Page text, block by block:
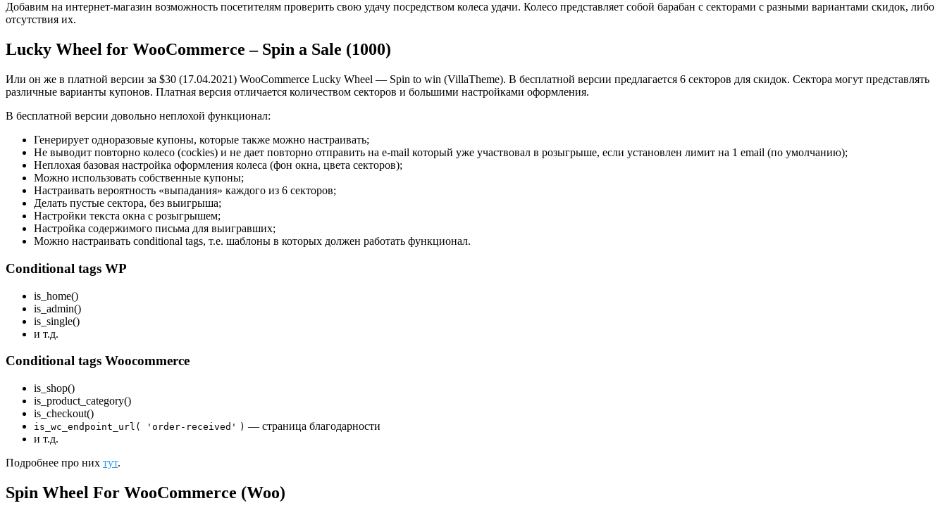
Добавим на интернет-магазин возможность посетителям проверить свою удачу посредством колеса удачи. Колесо представляет собой барабан с секторами с разными вариантами скидок, либо
отсутствия их.
Lucky Wheel for WooCommerce – Spin a Sale (1000)
Или он же в платной версии за $30 (17.04.2021) WooCommerce Lucky Wheel — Spin to win (VillaTheme). В бесплатной версии предлагается 6 секторов для скидок. Сектора могут представлять
различные варианты купонов. Платная версия отличается количеством секторов и большими настройками оформления.
В бесплатной версии довольно неплохой функционал:
Генерирует одноразовые купоны, которые также можно настраивать;
Не выводит повторно колесо (cockies) и не дает повторно отправить на e-mail который уже участвовал в розыгрыше, если установлен лимит на 1 email (по умолчанию);
Неплохая базовая настройка оформления колеса (фон окна, цвета секторов);
Можно использовать собственные купоны;
Настраивать вероятность «выпадания» каждого из 6 секторов;
Делать пустые сектора, без выигрыша;
Настройки текста окна с розыгрышем;
Настройка содержимого письма для выигравших;
Можно настраивать conditional tags, т.е. шаблоны в которых должен работать функционал.
Сonditional tags WP
is_home()
is_admin()
is_single()
и т.д.
Сonditional tags Woocommerce
is_shop()
is_product_category()
is_checkout()
is_wc_endpoint_url( 'order-received' ) — страница благодарности
и т.д.
Подробнее про них тут.
Spin Wheel For WooCommerce (Woo)